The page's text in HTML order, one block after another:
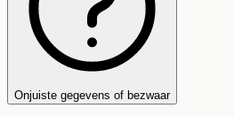
Onjuiste gegevens of bezwaar